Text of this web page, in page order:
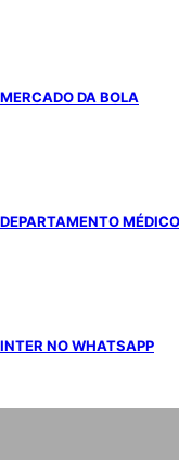
MERCADO DA BOLA
DEPARTAMENTO MÉDICO
INTER NO WHATSAPP